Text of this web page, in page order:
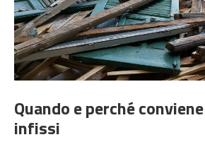
Quando e perché
infissi